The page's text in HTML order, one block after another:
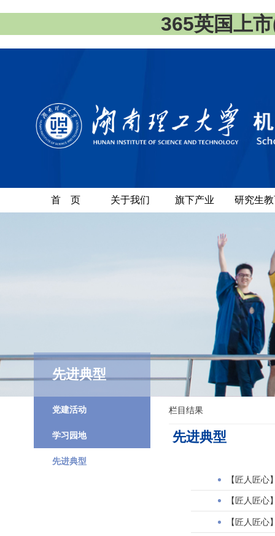
365英国上
首 页 关于我们 旗下产业 研究生
先进典型
党建活动
学习园地
先进典型
栏目结果
先进典型
【匠人匠
【匠人匠
【匠人匠